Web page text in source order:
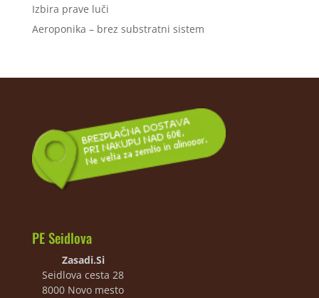
Izbira prave luči
Aeroponika – brez substratni sistem
PE Seidlova
Zasadi.Si
Seidlova cesta 28
8000 Novo mesto